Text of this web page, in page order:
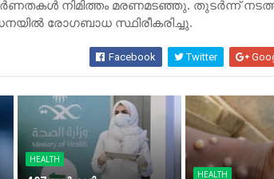
നിമിത്തം മരണമടഞ്ഞു. തുടര്‍ന്ന്
രോഗബാധ സ്ഥിരീകരിച്ചു.
Facebook Twitter
HEALTH
HEALTH